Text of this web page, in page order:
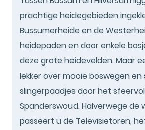
prachtige heidegebieden
Bussumerheide en de
heidepaden en door enkele
deze grote heidevelden. Maar
lekker over mooie boswegen
slingerpaadjes door het
Spanderswoud. Halverwege de
passeert u de Televisietoren,